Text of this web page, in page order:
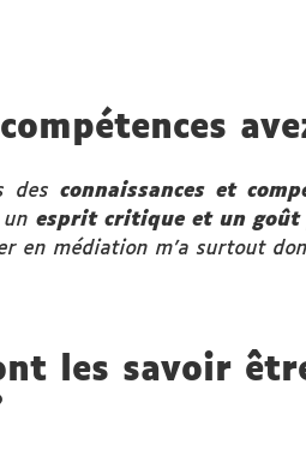
des connaissances et
un esprit critique et un goût
en médiation m’a surtout
les savoir